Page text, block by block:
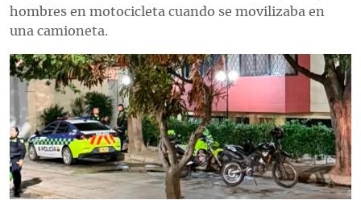
hombres en motocicleta cuando se movilizaba en
una camioneta.
Contenido multimedia principal